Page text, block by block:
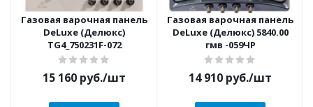
Газовая варочная панель
DeLuxe (Делюкс)
TG4_750231F-072
15 160 руб./шт
Газовая варочная панель
DeLuxe (Делюкс) 5840.00
гмв -059ЧР
14 910 руб./шт